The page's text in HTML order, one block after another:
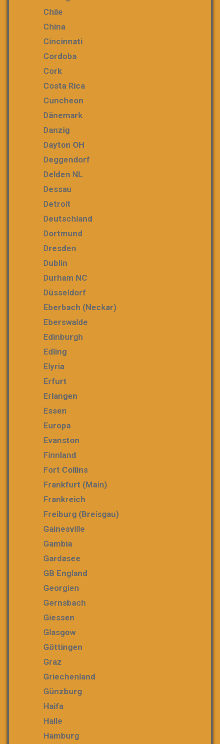
Chile
China
Cincinnati
Cordoba
Cork
Costa Rica
Cuncheon
Dänemark
Danzig
Dayton OH
Deggendorf
Delden NL
Dessau
Detroit
Deutschland
Dortmund
Dresden
Dublin
Durham NC
Düsseldorf
Eberbach (Neckar)
Eberswalde
Edinburgh
Edling
Elyria
Erfurt
Erlangen
Essen
Europa
Evanston
Finnland
Fort Collins
Frankfurt (Main)
Frankreich
Freiburg (Breisgau)
Gainesville
Gambia
Gardasee
GB England
Georgien
Gernsbach
Giessen
Glasgow
Göttingen
Graz
Griechenland
Günzburg
Haifa
Halle
Hamburg